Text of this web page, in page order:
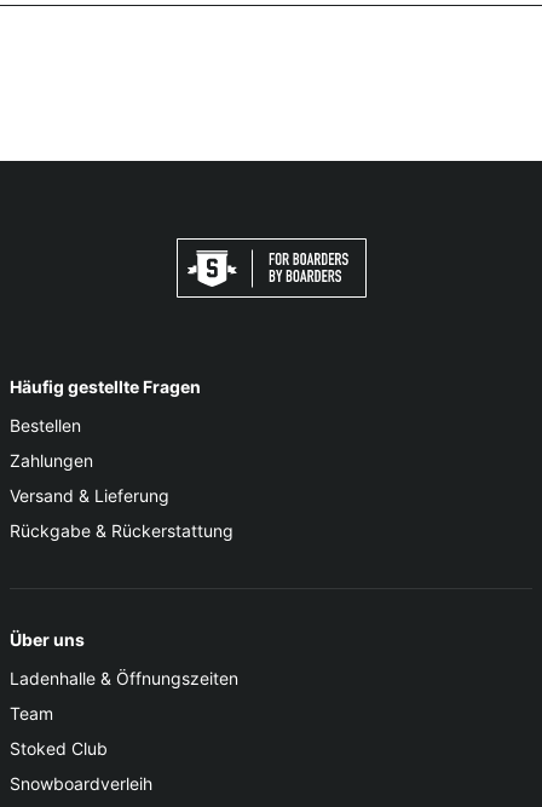
Häufig gestellte Fragen
Bestellen
Zahlungen
Versand & Lieferung
Rückgabe & Rückerstattung
Über uns
Ladenhalle & Öffnungszeiten
Team
Stoked Club
Snowboardverleih